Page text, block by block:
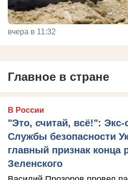
вчера в 11:32
Главное в стране
В России
"Это, считай, всё!": Экс-
Службы безопасности
главный признак конца
Зеленского